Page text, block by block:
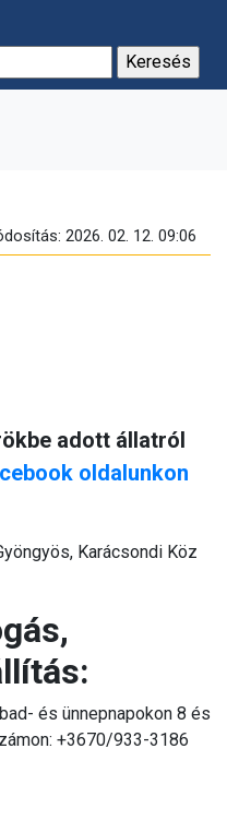
2026. 02. 12. 09:06
adott állatról
oldalunkon
Karácsondi Köz
és ünnepnapokon 8 és
+3670/933-3186